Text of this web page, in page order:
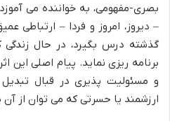
بصری-مفهومی، به خواننده می
– دیروز، امروز و فردا – ارتباطی
گذشته درس بگیرد، در حال زندگی
برنامه ریزی نماید. پیام اصلی این
و مسئولیت پذیری در قبال
ارزشمند یا حسرتی که می توان از